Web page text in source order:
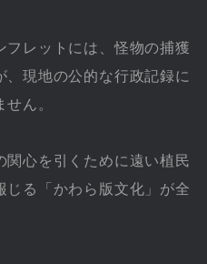
フレットには、怪物の捕獲
現地の公的な行政記録に
ん。
関心を引くために遠い植民
る「かわら版文化」が全